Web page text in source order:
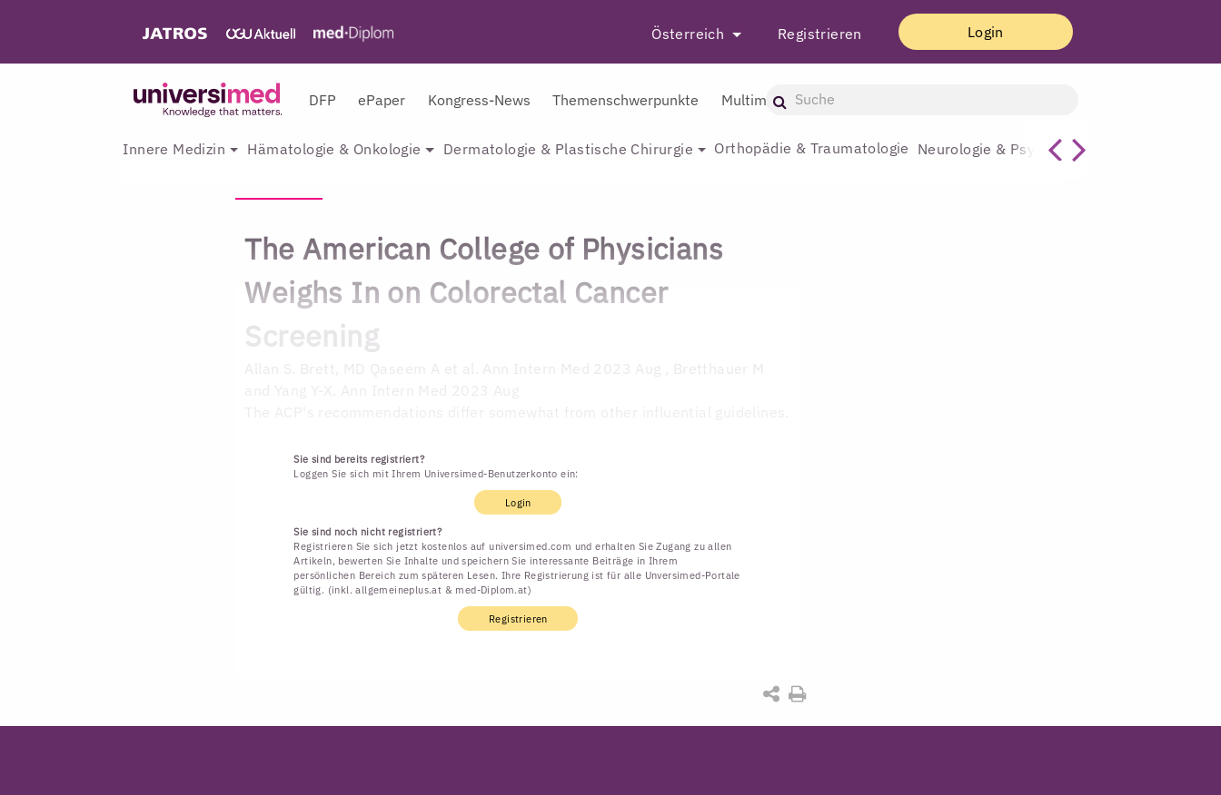
Österreich Registrieren Login
DFP ePaper Kongress-News Themenschwerpunkte Multimedia
Innere Medizin Hämatologie & Onkologie Dermatologie & Plastische Chirurgie Orthopädie & Traumatologie Neurologie & Psychiatrie
The American College of Physicians
Weighs In on Colorectal Cancer
Screening
Sie sind bereits registriert?
Loggen Sie sich mit Ihrem Universimed-Benutzerkonto ein:
Login
Sie sind noch nicht registriert?
Registrieren Sie sich jetzt kostenlos auf universimed.com und erhalten Sie Zugang zu allen
Artikeln, bewerten Sie Inhalte und speichern Sie interessante Beiträge in Ihrem
persönlichen Bereich zum späteren Lesen. Ihre Registrierung ist für alle Unversimed-Portale
gültig. (inkl. allgemeineplus.at & med-Diplom.at)
Registrieren